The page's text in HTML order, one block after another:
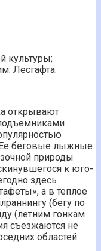
культуры;
Лесгафта.
открывают
Ее беговые лыжные
природы
к юго-
здесь
а в теплое
(бегу по
(летним гонкам
съезжаются не
областей.